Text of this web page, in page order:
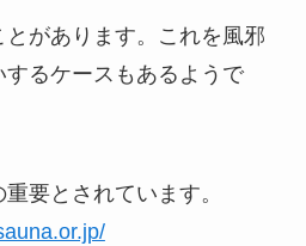
があります。これを風邪
るケースもあるようで
要とされています。